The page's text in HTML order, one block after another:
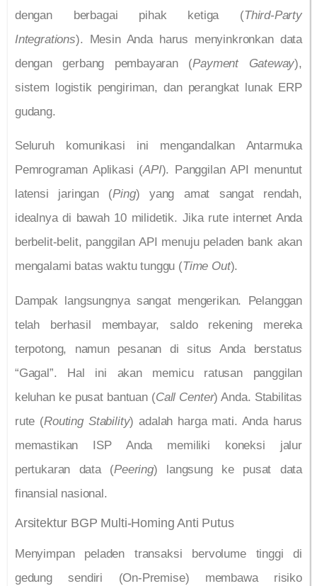
dengan berbagai pihak ketiga (Third-Party
Integrations). Mesin Anda harus menyinkronkan data
dengan gerbang pembayaran (Payment Gateway),
sistem logistik pengiriman, dan perangkat lunak ERP
gudang.
Seluruh komunikasi ini mengandalkan Antarmuka
Pemrograman Aplikasi (API). Panggilan API menuntut
latensi jaringan (Ping) yang amat sangat rendah,
idealnya di bawah 10 milidetik. Jika rute internet Anda
berbelit-belit, panggilan API menuju peladen bank akan
mengalami batas waktu tunggu (Time Out).
Dampak langsungnya sangat mengerikan. Pelanggan
telah berhasil membayar, saldo rekening mereka
terpotong, namun pesanan di situs Anda berstatus
“Gagal”. Hal ini akan memicu ratusan panggilan
keluhan ke pusat bantuan (Call Center) Anda. Stabilitas
rute (Routing Stability) adalah harga mati. Anda harus
memastikan ISP Anda memiliki koneksi jalur
pertukaran data (Peering) langsung ke pusat data
finansial nasional.
Arsitektur BGP Multi-Homing Anti Putus
Menyimpan peladen transaksi bervolume tinggi di
gedung sendiri (On-Premise) membawa risiko